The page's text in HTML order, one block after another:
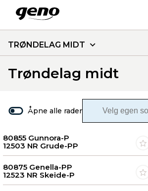
TRØNDELAG MIDT
Trøndelag midt
Åpne alle rader
80855 Gunnora-P
12503 NR Grude-PP
80875 Genella-PP
12523 NR Skeide-P